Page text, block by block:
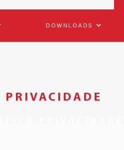
DOWNLOADS
PRIVACIDADE